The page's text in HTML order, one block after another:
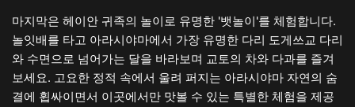
마지막은 헤이안 귀족의 놀이로 유명한 '뱃놀이'를 체험합니다.
놀잇배를 타고 아라시야마에서 가장 유명한 다리 도게쓰교 다리
와 수면으로 넘어가는 달을 바라보며 교토의 차와 다과를 즐겨
보세요. 고요한 정적 속에서 울려 퍼지는 아라시야마 자연의 숨
결에 휩싸이면서 이곳에서만 맛볼 수 있는 특별한 체험을 제공